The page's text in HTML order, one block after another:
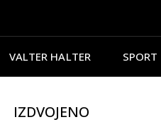
VALTER HALTER SPORT
IZDVOJENO